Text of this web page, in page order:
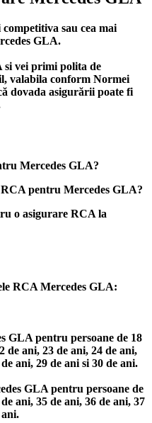
sau cea mai
GLA.
si vei primi polita de
valabila conform Normei
dovada asigurării poate fi
Mercedes GLA?
pentru Mercedes GLA?
o asigurare RCA la
RCA Mercedes GLA:
GLA pentru persoane de 18
de ani, 23 de ani, 24 de ani,
ani, 29 de ani si 30 de ani.
GLA pentru persoane de
ani, 35 de ani, 36 de ani, 37
ani.